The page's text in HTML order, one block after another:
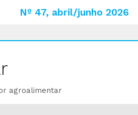
Nº 47, abril/junho 2026
agroalimentar